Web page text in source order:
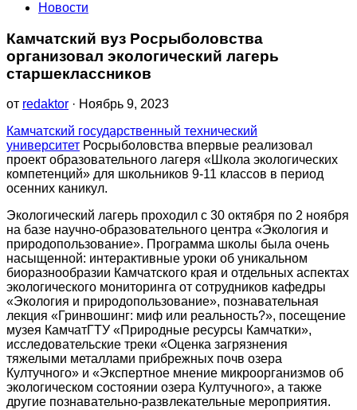
Новости
Камчатский вуз Росрыболовства
организовал экологический лагерь
старшеклассников
от redaktor · Ноябрь 9, 2023
Камчатский государственный технический
университет Росрыболовства впервые реализовал
проект образовательного лагеря «Школа экологических
компетенций» для школьников 9-11 классов в период
осенних каникул.
Экологический лагерь проходил с 30 октября по 2 ноября
на базе научно-образовательного центра «Экология и
природопользование». Программа школы была очень
насыщенной: интерактивные уроки об уникальном
биоразнообразии Камчатского края и отдельных аспектах
экологического мониторинга от сотрудников кафедры
«Экология и природопользование», познавательная
лекция «Гринвошинг: миф или реальность?», посещение
музея КамчатГТУ «Природные ресурсы Камчатки»,
исследовательские треки «Оценка загрязнения
тяжелыми металлами прибрежных почв озера
Култучного» и «Экспертное мнение микроорганизмов об
экологическом состоянии озера Култучного», а также
другие познавательно-развлекательные мероприятия.